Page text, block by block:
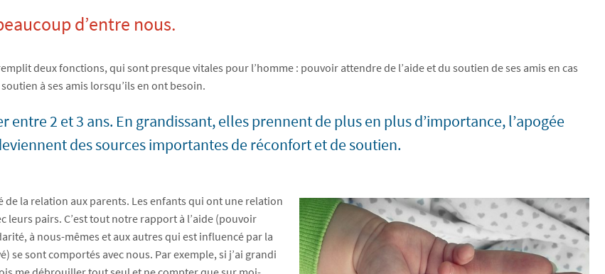
d’entre nous.
deux fonctions, qui sont presque vitales pour l’homme : pouvoir attendre de l’aide et du soutien de ses amis en cas
à ses amis lorsqu’ils en ont besoin.
2 et 3 ans. En grandissant, elles prennent de plus en plus d’importance, l’apogée
des sources importantes de réconfort et de soutien.
la relation aux parents. Les enfants qui ont une relation
leurs pairs. C’est tout notre rapport à l’aide (pouvoir
à nous-mêmes et aux autres qui est influencé par la
sont comportés avec nous. Par exemple, si j’ai grandi